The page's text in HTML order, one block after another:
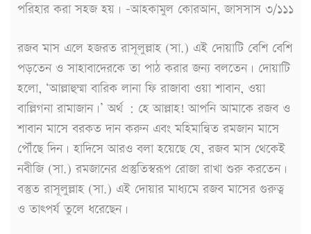
পরিহার করা সহজ হয়। -আহকামুল কোরআন, জাসসাস ৩/১১১
রজব মাস এলে হজরত রাসূলুল্লাহ (সা.) এই দোয়াটি বেশি বেশি
পড়তেন ও সাহাবাদেরকে তা পাঠ করার জন্য বলতেন। দোয়াটি
হলো, ‘আল্লাহুম্মা বারিক লানা ফি রাজাবা ওয়া শাবান, ওয়া
বাল্লিগনা রামাজান।’ অর্থ : হে আল্লাহ! আপনি আমাকে রজব ও
শাবান মাসে বরকত দান করুন এবং মহিমান্বিত রমজান মাসে
পৌঁছে দিন। হাদিসে আরও বলা হয়েছে যে, রজব মাস থেকেই
নবীজি (সা.) রমজানের প্রস্তুতিস্বরূপ রোজা রাখা শুরু করতেন।
বস্তুত রাসূলুল্লাহ (সা.) এই দোয়ার মাধ্যমে রজব মাসের গুরুত্ব
ও তাৎপর্য তুলে ধরেছেন।